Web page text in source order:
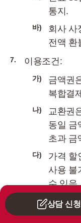
통지.
바)
회사 사
전액 환
7. 이용조건:
가)
금액권
복합결
나)
교환권
동일 금
초과 금
다)
가격 할
사용 불
수 있음.
라)
교환권
적립 불
상담 신청